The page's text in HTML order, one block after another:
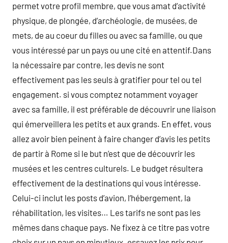
permet votre profil membre, que vous amat d’activité
physique, de plongée, d’archéologie, de musées, de
mets, de au coeur du filles ou avec sa famille, ou que
vous intéressé par un pays ou une cité en attentif.Dans
la nécessaire par contre, les devis ne sont
effectivement pas les seuls à gratifier pour tel ou tel
engagement. si vous comptez notamment voyager
avec sa famille, il est préférable de découvrir une liaison
qui émerveillera les petits et aux grands. En effet, vous
allez avoir bien peinent à faire changer d’avis les petits
de partir à Rome si le but n’est que de découvrir les
musées et les centres culturels. Le budget résultera
effectivement de la destinations qui vous intéresse.
Celui-ci inclut les posts d’avion, l’hébergement, la
réhabilitation, les visites… Les tarifs ne sont pas les
mêmes dans chaque pays. Ne fixez à ce titre pas votre